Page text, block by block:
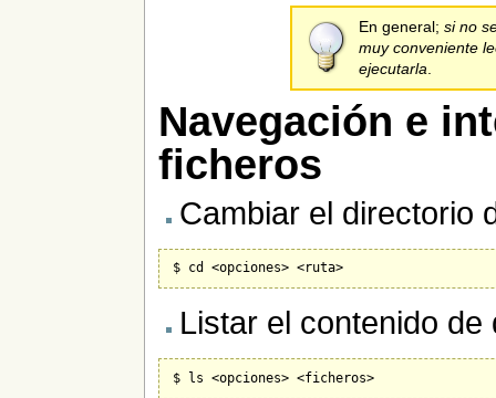
En general; si no
muy conveniente
ejecutarla
Navegación e
ficheros
Cambiar el directorio
Listar el contenido de